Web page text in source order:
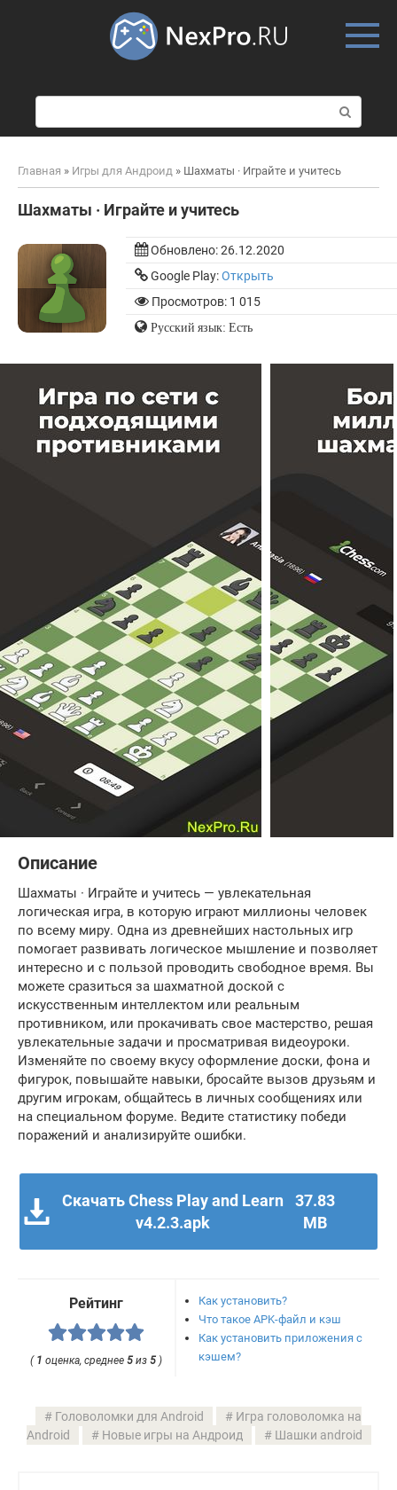
о
и
к
Главная » Игры для Андроид » Шахматы · Играйте и учитесь
Шахматы · Играйте и учитесь
Обновлено:26.12.2020
Google Play:Открыть
Просмотров: 1 015
Русский язык: Есть
Описание
Шахматы · Играйте и учитесь — увлекательная
логическая игра, в которую играют миллионы человек
по всему миру. Одна из древнейших настольных игр
помогает развивать логическое мышление и позволяет
интересно и с пользой проводить свободное время. Вы
можете сразиться за шахматной доской с
искусственным интеллектом или реальным
противником, или прокачивать свое мастерство, решая
увлекательные задачи и просматривая видеоуроки.
Изменяйте по своему вкусу оформление доски, фона и
фигурок, повышайте навыки, бросайте вызов друзьям и
другим игрокам, общайтесь в личных сообщениях или
на специальном форуме. Ведите статистику победи
поражений и анализируйте ошибки.
Скачать Chess Play and Learn
v4.2.3.apk
37.83
MB
Рейтинг
( 1 оценка, среднее5 из5 )
Как установить?
Что такое APK-файл и кэш
Как установить приложения с
кэшем?
Головоломки для Android
Игра головоломка на
Android
Новые игры на Андроид Шашки android